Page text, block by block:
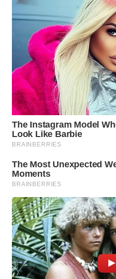
WAHANA
SELEB
WAHANA
PERSONA
WAHANA
OTOMOTIF
WAHANA
HEALTH
WAHANA
DESA
WISATA
LAPAK
WAHANA
Wahana
Network